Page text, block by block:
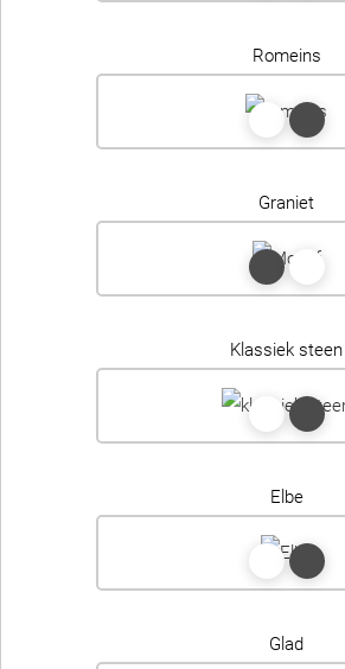
Romeins
Graniet
Klassiek steen
Elbe
Glad